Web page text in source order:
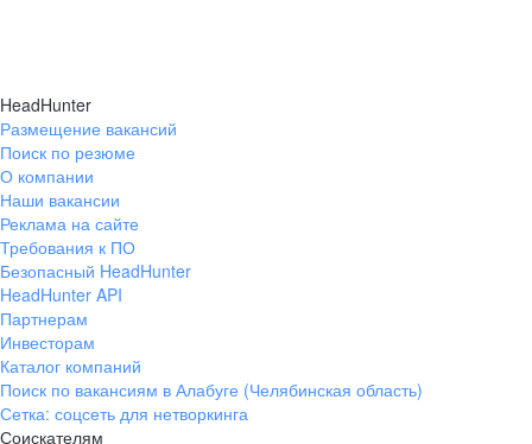
HeadHunter
Размещение вакансий
Поиск по резюме
О компании
Наши вакансии
Реклама на сайте
Требования к ПО
Безопасный HeadHunter
HeadHunter API
Партнерам
Инвесторам
Каталог компаний
Поиск по вакансиям в Алабуге (Челябинская область)
Сетка: соцсеть для нетворкинга
Соискателям